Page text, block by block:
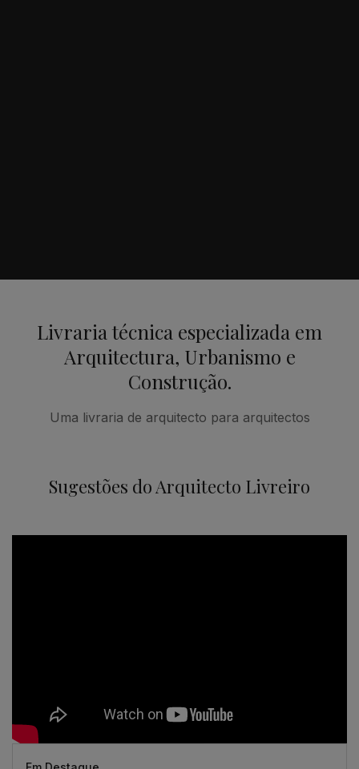
Livraria técnica especializada em
Arquitectura, Urbanismo e
Construção.
Uma livraria de arquitecto para arquitectos
Sugestões do Arquitecto Livreiro